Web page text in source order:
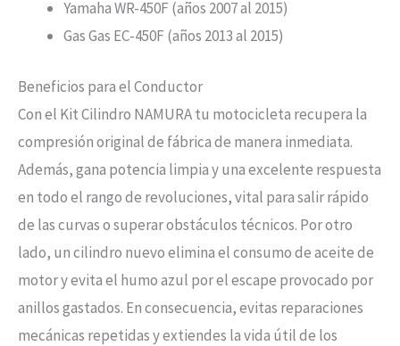
Yamaha WR-450F (años 2007 al 2015)
Gas Gas EC-450F (años 2013 al 2015)
Beneficios para el Conductor
Con el Kit Cilindro NAMURA tu motocicleta recupera la
compresión original de fábrica de manera inmediata.
Además, gana potencia limpia y una excelente respuesta
en todo el rango de revoluciones, vital para salir rápido
de las curvas o superar obstáculos técnicos. Por otro
lado, un cilindro nuevo elimina el consumo de aceite de
motor y evita el humo azul por el escape provocado por
anillos gastados. En consecuencia, evitas reparaciones
mecánicas repetidas y extiendes la vida útil de los